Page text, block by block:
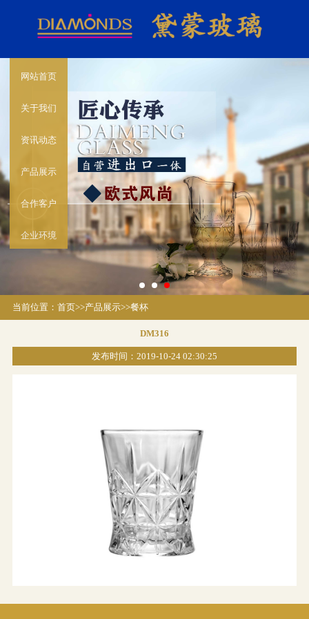
网站首页
关于我们
资讯动态
产品展示
合作客户
企业环境
当前位置： 首页>>产品展示>>餐杯
DM316
发布时间：2019-10-24 02:30:25